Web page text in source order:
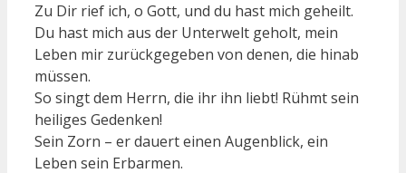
Zu Dir rief ich, o Gott, und du hast mich geheilt.
Du hast mich aus der Unterwelt geholt, mein
Leben mir zurückgegeben von denen, die hinab
müssen.
So singt dem Herrn, die ihr ihn liebt! Rühmt sein
heiliges Gedenken!
Sein Zorn – er dauert einen Augenblick, ein
Leben sein Erbarmen.